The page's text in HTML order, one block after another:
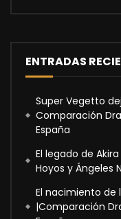
ENTRADAS
Super Vegetto
Comparación
España
El legado de
Hoyos y Ángeles
El nacimiento de
|Comparación